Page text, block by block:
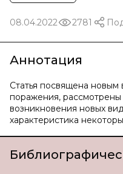
08.04.2022 2781
Аннотация
Статья посвящена
поражения,
возникновения новых
характеристика